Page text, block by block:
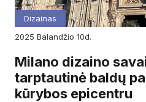
Dizainas
2025
balandžio 10d.
Milano dizaino
tarptautinė baldų
kūrybos epicentru